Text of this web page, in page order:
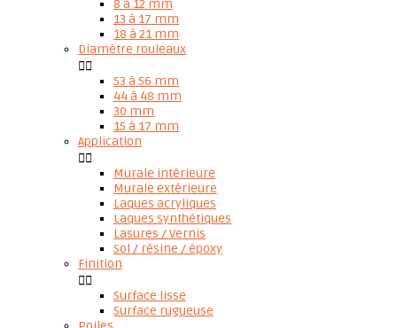
8 à 12 mm
13 à 17 mm
18 à 21 mm
Diamètre rouleaux

53 à 56 mm
44 à 48 mm
30 mm
15 à 17 mm
Application

Murale intérieure
Murale extérieure
Laques acryliques
Laques synthétiques
Lasures / Vernis
Sol / résine / époxy
Finition

Surface lisse
Surface rugueuse